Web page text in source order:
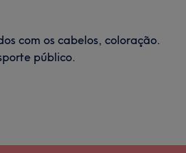
com os cabelos, coloração.
público.